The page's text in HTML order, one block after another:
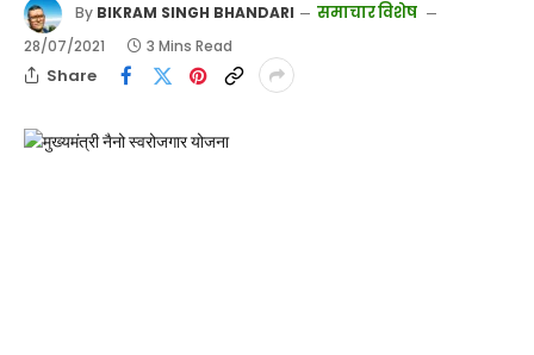
By BIKRAM SINGH BHANDARI समाचार विशेष
28/07/2021 3 Mins Read
Share